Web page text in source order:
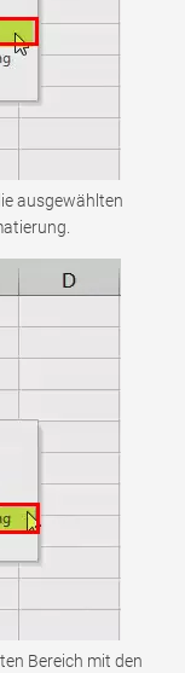
ausgewählten
Bereich mit den